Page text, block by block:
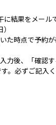
結果をメール
た時点で予約
力後、「確認
。必ずご記入く